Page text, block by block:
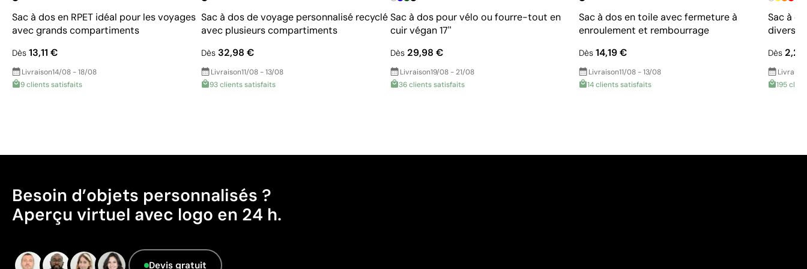
Sac à dos en RPET idéal pour les voyages
avec grands compartiments
Dès 13,11 €
Livraison14/08 - 18/08
9 clients satisfaits
Sac à dos de voyage personnalisé recyclé
avec plusieurs compartiments
Dès32,98 €
Livraison11/08 - 13/08
93 clients satisfaits
Sac à dos pour vélo ou fourre-tout en
cuir végan 17''
Dès29,98 €
Livraison19/08 - 21/08
36 clients satisfaits
Sac à dos en toile avec fermeture à
enroulement et rembourrage
Dès 14,19 €
Livraison11/08 - 13/08
14 clients satisfaits
Sac à
divers
Dès
195
Besoin d’objets personnalisés ?
Aperçu virtuel avec logo en 24 h.
Devis gratuit